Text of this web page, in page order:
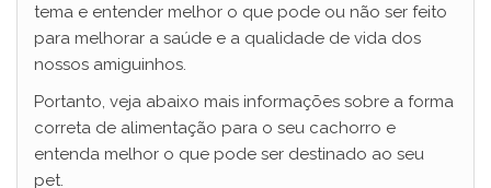
tema e entender melhor o que pode ou não ser feito
para melhorar a saúde e a qualidade de vida dos
nossos amiguinhos.
Portanto, veja abaixo mais informações sobre a forma
correta de alimentação para o seu cachorro e
entenda melhor o que pode ser destinado ao seu
pet.